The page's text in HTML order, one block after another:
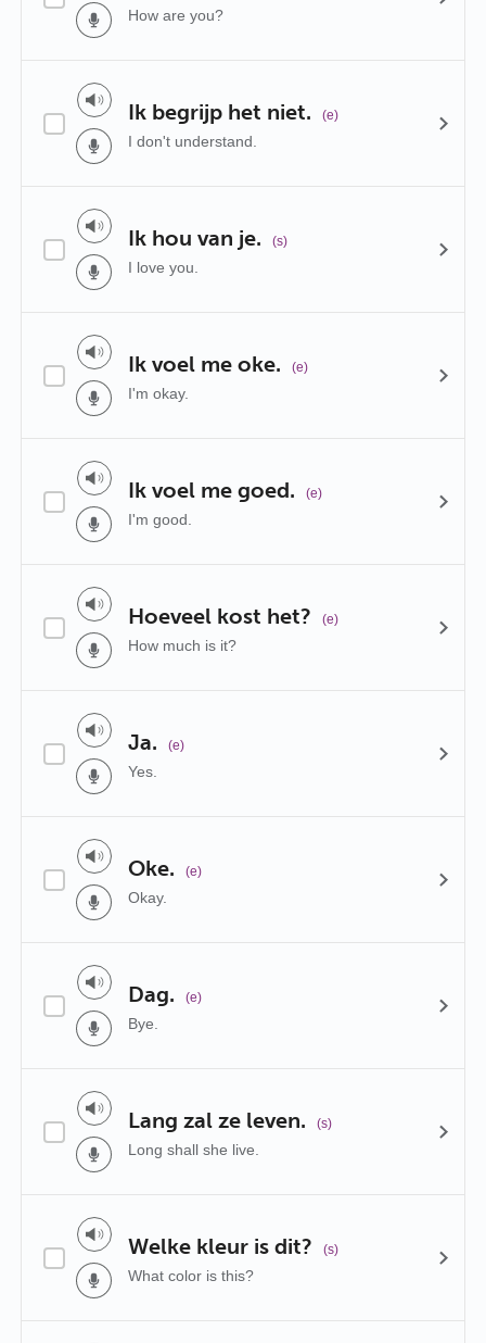
How are you?
Ik begrijp het niet. (e)
I don't understand.
Ik hou van je. (s)
I love you.
Ik voel me oke. (e)
I'm okay.
Ik voel me goed. (e)
I'm good.
Hoeveel kost het? (e)
How much is it?
Ja. (e)
Yes.
Oke. (e)
Okay.
Dag. (e)
Bye.
Lang zal ze leven. (s)
Long shall she live.
Welke kleur is dit? (s)
What color is this?